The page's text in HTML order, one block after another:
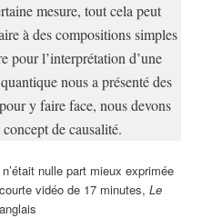
mesure, tout cela peut
à des compositions simples
pour l’interprétation d’une
nous a présenté des
y faire face, nous devons
de causalité.
nulle part mieux exprimée
vidéo de 17 minutes,Le